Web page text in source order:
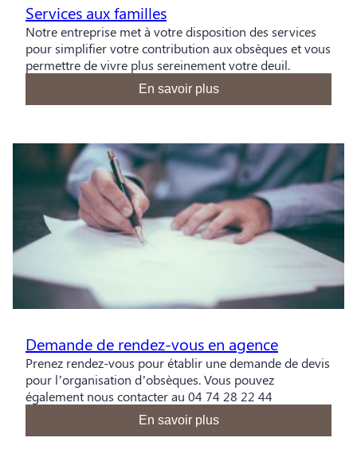
Services aux familles
Notre entreprise met à votre disposition des services
pour simplifier votre contribution aux obsèques et vous
permettre de vivre plus sereinement votre deuil.
En savoir plus
Demande de rendez-vous en agence
Prenez rendez-vous pour établir une demande de devis
pour l’organisation d’obsèques. Vous pouvez
également nous contacter au 04 74 28 22 44
En savoir plus